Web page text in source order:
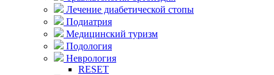
Лечение диабетической стопы
Подиатрия
Медицинский туризм
Подология
Неврология
RESET